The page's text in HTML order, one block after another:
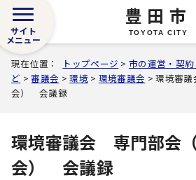
豊田市
TOYOTA CITY
サイト
メニュー
現在位置： トップページ >市の運営・契
ど >審議会 >環境> 環境審議会 > 環境審
会） 会議録
環境審議会 専門部会
会） 会議録